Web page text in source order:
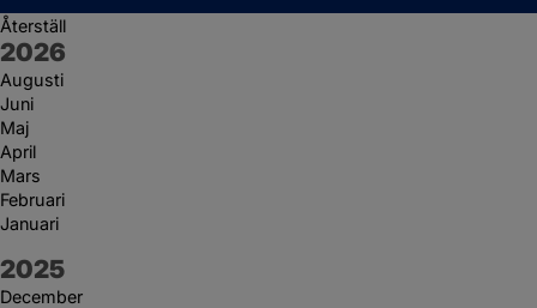
Återställ
År:
2026
Augusti
Juni
Maj
April
Mars
Februari
Januari
År:
2025
December